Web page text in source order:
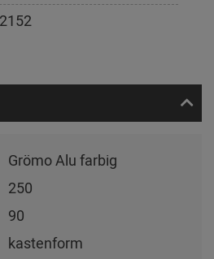
Grömo Alu farbig
250
90
kastenform